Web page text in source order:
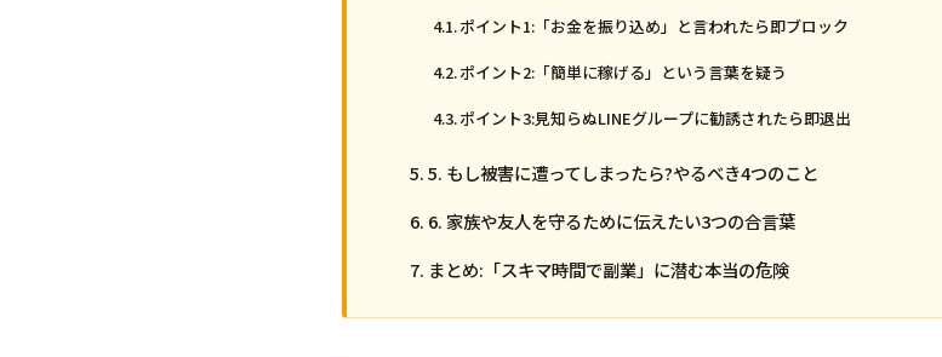
ポイント1:「お金を振り込め」と言われたら即ブロック
ポイント2:「簡単に稼げる」という言葉を疑う
ポイント3:見知らぬLINEグループに勧誘されたら即退出
5. もし被害に遭ってしまったら?やるべき4つのこと
6. 家族や友人を守るために伝えたい3つの合言葉
まとめ:「スキマ時間で副業」に潜む本当の危険